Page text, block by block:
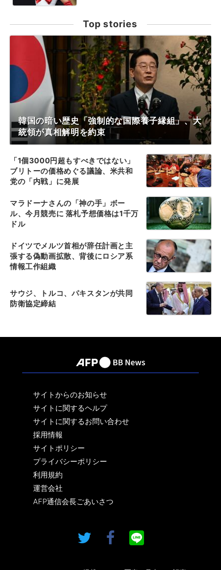
Top stories
韓国の暗い歴史「強制的な国際養子縁組」、大
統領が真相解明を約束
「1個3000円超もすべきではない」
ブリトーの価格めぐる議論、米共和
党の「内戦」に発展
マラドーナさんの「神の手」ボー
ル、今月競売に 落札予想価格は1千万
ドル
ドイツでメルツ首相が辞任計画と主
張する偽動画拡散、背後にロシア系
情報工作組織
サウジ、トルコ、パキスタンが共同
防衛協定締結
サイトからのお知らせ
サイトに関するヘルプ
サイトに関するお問い合わせ
採用情報
サイトポリシー
プライバシーポリシー
利用規約
運営会社
AFP通信会長ごあいさつ